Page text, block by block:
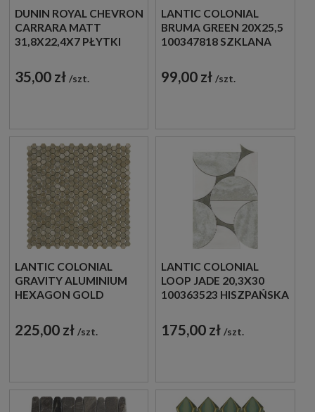
DUNIN ROYAL CHEVRON
CARRARA MATT
31,8X22,4X7 PŁYTKI
35,00 zł szt.
LANTIC COLONIAL
BRUMA GREEN 20X25,5
100347818 SZKLANA
DEKORACYJNA W
ZIELONYM ODCIENIU
99,00 zł szt.
LANTIC COLONIAL
GRAVITY ALUMINIUM
HEXAGON GOLD
MOZAIKA METALOWA
SZCZOTKOWANA
225,00 zł szt.
LANTIC COLONIAL
LOOP JADE 20,3X30
100363523 HISZPAŃSKA
DEKORACYJNA
IMITUJĄCA KAMIEŃ W
175,00 zł szt.